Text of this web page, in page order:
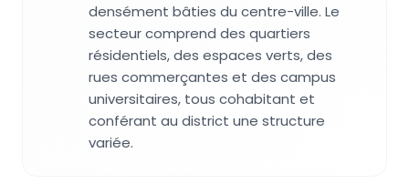
densément bâties du centre-ville. Le
secteur comprend des quartiers
résidentiels, des espaces verts, des
rues commerçantes et des campus
universitaires, tous cohabitant et
conférant au district une structure
variée.